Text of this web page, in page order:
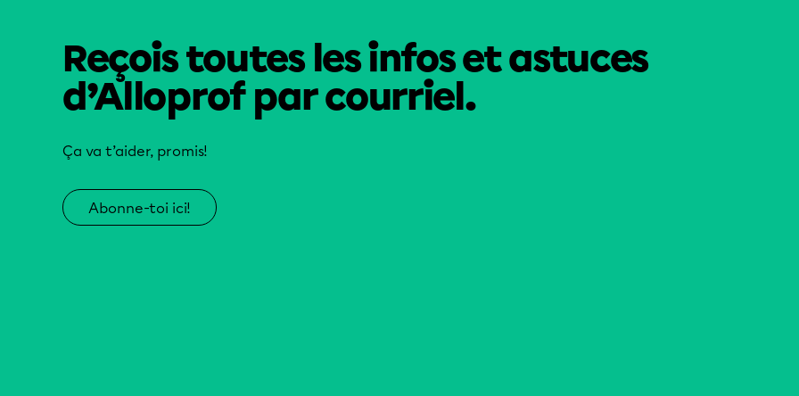
Reçois toutes les infos et astuces
d’Alloprof par courriel.
Ça va t’aider, promis!
Abonne-toi ici!